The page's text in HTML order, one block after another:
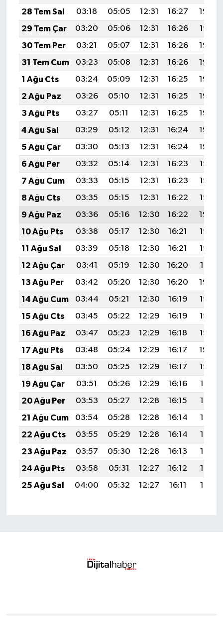
28 Tem Sal
03:18 05:05 12:31 16:27
19:48
29 Tem Çar
03:20 05:06 12:31 16:26
19:47
30 Tem Per
03:21 05:07 12:31 16:26
19:46
31 Tem Cum
03:23 05:08 12:31 16:26
19:45
1 Ağu Cts
03:24 05:09 12:31 16:25
19:44
2 Ağu Paz
03:26 05:10 12:31 16:25
19:43
3 Ağu Pts
03:27 05:11 12:31 16:25
19:42
4 Ağu Sal
03:29 05:12 12:31 16:24
19:40
5 Ağu Çar
03:30 05:13 12:31 16:24
19:39
6 Ağu Per
03:32 05:14 12:31 16:23
19:38
7 Ağu Cum
03:33 05:15 12:31 16:23
19:37
8 Ağu Cts
03:35 05:15 12:31 16:22
19:36
9 Ağu Paz
03:36 05:16 12:30 16:22
19:34
10 Ağu Pts
03:38 05:17 12:30 16:21
19:33
11 Ağu Sal
03:39 05:18 12:30 16:21
19:32
12 Ağu Çar
03:41 05:19 12:30 16:20
19:31
13 Ağu Per
03:42 05:20 12:30 16:20
19:29
14 Ağu Cum
03:44 05:21 12:30 16:19
19:28
15 Ağu Cts
03:45 05:22 12:29 16:19
19:26
16 Ağu Paz
03:47 05:23 12:29 16:18
19:25
17 Ağu Pts
03:48 05:24 12:29 16:17
19:24
18 Ağu Sal
03:50 05:25 12:29 16:17
19:22
19 Ağu Çar
03:51 05:26 12:29 16:16
19:21
20 Ağu Per
03:53 05:27 12:28 16:15
19:19
21 Ağu Cum
03:54 05:28 12:28 16:14
19:18
22 Ağu Cts
03:55 05:29 12:28 16:14
19:16
23 Ağu Paz
03:57 05:30 12:28 16:13
19:15
24 Ağu Pts
03:58 05:31 12:27 16:12
19:13
25 Ağu Sal
04:00 05:32 12:27 16:11 19:12